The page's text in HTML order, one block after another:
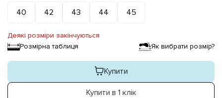
40 42 43 44 45
Деякі розміри закінчуються
Розмірна таблиця
Як вибрати розмір?
Купити
Купити в 1 клік